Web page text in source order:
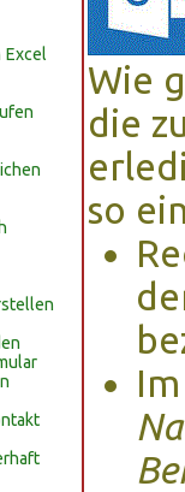
Excel
Wie
die
so